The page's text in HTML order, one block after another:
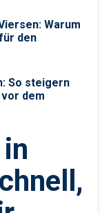
Warum
den
So steigern
dem